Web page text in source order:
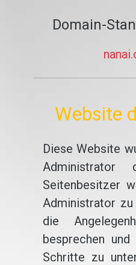
Domain-
Website
Diese Website
Administrator
Seitenbesitzer
Administrator
die
besprechen
Schritte zu